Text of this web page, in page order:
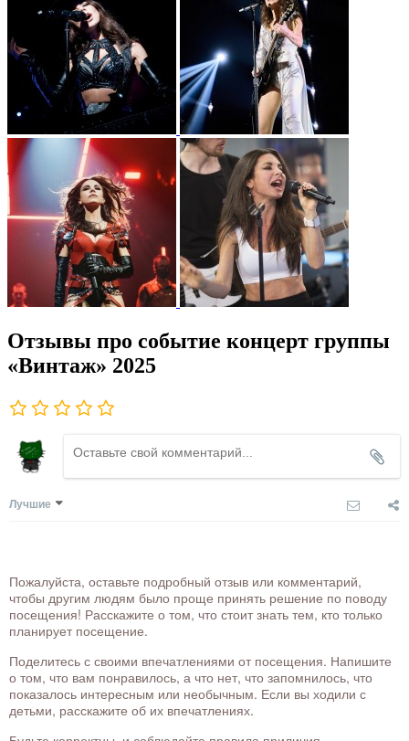
Отзывы про событие концерт группы
«Винтаж» 2025
Лучшие
Пожалуйста, оставьте подробный отзыв или комментарий,
чтобы другим людям было проще принять решение по поводу
посещения! Расскажите о том, что стоит знать тем, кто только
планирует посещение.
Поделитесь с своими впечатлениями от посещения. Напишите
о том, что вам понравилось, а что нет, что запомнилось, что
показалось интересным или необычным. Если вы ходили с
детьми, расскажите об их впечатлениях.